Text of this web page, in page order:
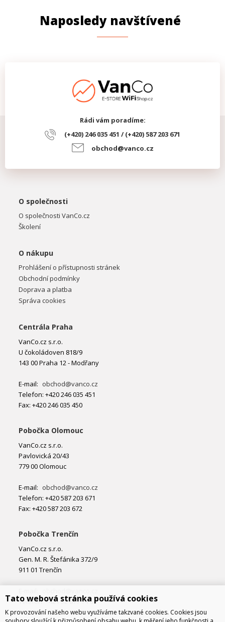
Naposledy navštívené
Rádi vám poradíme:
(+420) 246 035 451 / (+420) 587 203 671
obchod@vanco.cz
O společnosti
O společnosti VanCo.cz
Školení
O nákupu
Prohlášení o přístupnosti stránek
Obchodní podmínky
Doprava a platba
Správa cookies
Centrála Praha
VanCo.cz s.r.o.
U čokoládoven 818/9
143 00 Praha 12 - Modřany
E-mail: obchod@vanco.cz
Telefon: +420 246 035 451
Fax: +420 246 035 450
Pobočka Olomouc
VanCo.cz s.r.o.
Pavlovická 20/43
779 00 Olomouc
E-mail: obchod@vanco.cz
Telefon: +420 587 203 671
Fax: +420 587 203 672
Pobočka Trenčín
VanCo.cz s.r.o.
Gen. M. R. Štefánika 372/9
911 01 Trenčín
Telefon: +421 32 877 74 02
Tato webová stránka používá cookies
K provozování našeho webu využíváme takzvané cookies. Cookies jsou